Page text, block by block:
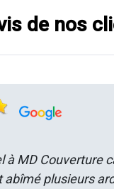
de nos
à MD Couverture
abîmé plusieurs